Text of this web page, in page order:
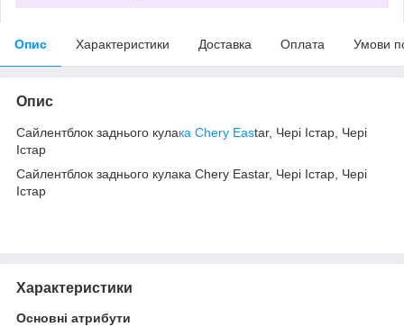
Опис Характеристики Доставка Оплата Умови
Опис
Сайлентблок заднього кулака Chery Eastar, Чері Істар, Чері
Істар
Сайлентблок заднього кулака Chery Eastar, Чері Істар, Чері
Істар
Характеристики
Основні атрибути